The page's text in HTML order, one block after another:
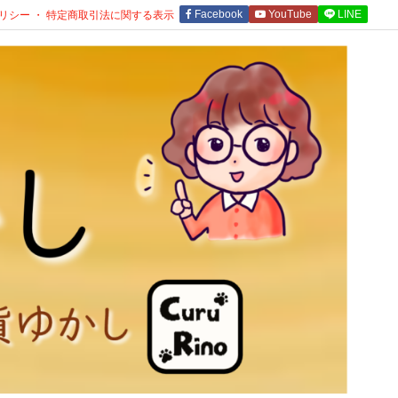
シー ・ 特定商取引法に関する表示 Facebook YouTube LINE